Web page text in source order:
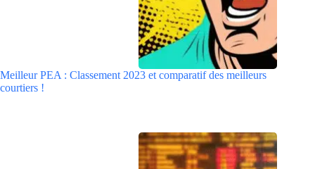
Meilleur PEA : Classement 2023 et comparatif des meilleurs
courtiers !